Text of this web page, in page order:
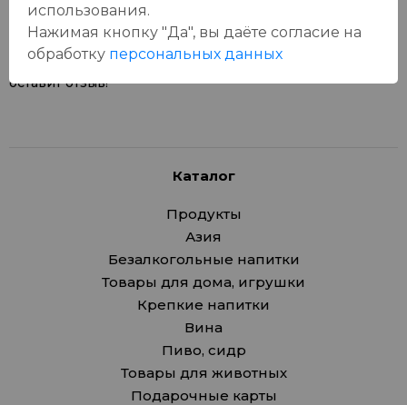
У данного товара еще нет отзывов, будьте первым, кто
оставит отзыв!
Каталог
Продукты
Азия
Безалкогольные напитки
Товары для дома, игрушки
Крепкие напитки
Вина
Пиво, сидр
Товары для животных
Подарочные карты
использования.
Нажимая кнопку "Да", вы даёте cогласие на
обработку персональных данных